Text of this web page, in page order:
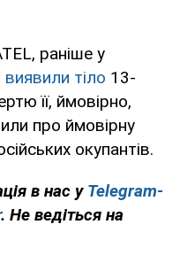
раніше у
виявили тіло 13-
її, ймовірно,
про ймовірну
окупантів.
в нас у Telegram-
. Не ведіться на